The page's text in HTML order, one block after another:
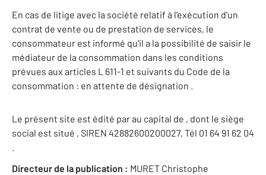
En cas de litige avec la société relatif à l'exécution d'un
contrat de vente ou de prestation de services, le
consommateur est informé qu'il a la possibilité de saisir le
médiateur de la consommation dans les conditions
prévues aux articles L 611-1 et suivants du Code de la
consommation : en attente de désignation .
Le présent site est édité par au capital de , dont le siège
social est situé , SIREN 42882600200027, Tél 01 64 91 62 04
.
Directeur de la publication : MURET Christophe